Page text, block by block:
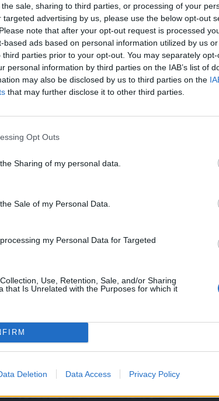
sale, sharing to third parties, or processing of your
advertising by us, please use the below opt-out
note that after your opt-out request is processed
based ads based on personal information utilized by us
third parties prior to your opt-out. You may separately
personal information by third parties on the IAB’s list of
may also be disclosed by us to third parties on the
that may further disclose it to other third parties.
Opt Outs
Sharing of my personal data.
Sale of my Personal Data.
my Personal Data for Targeted
Use, Retention, Sale, and/or Sharing
that Is Unrelated with the Purposes for which it
Deletion Data Access Privacy Policy
muss.